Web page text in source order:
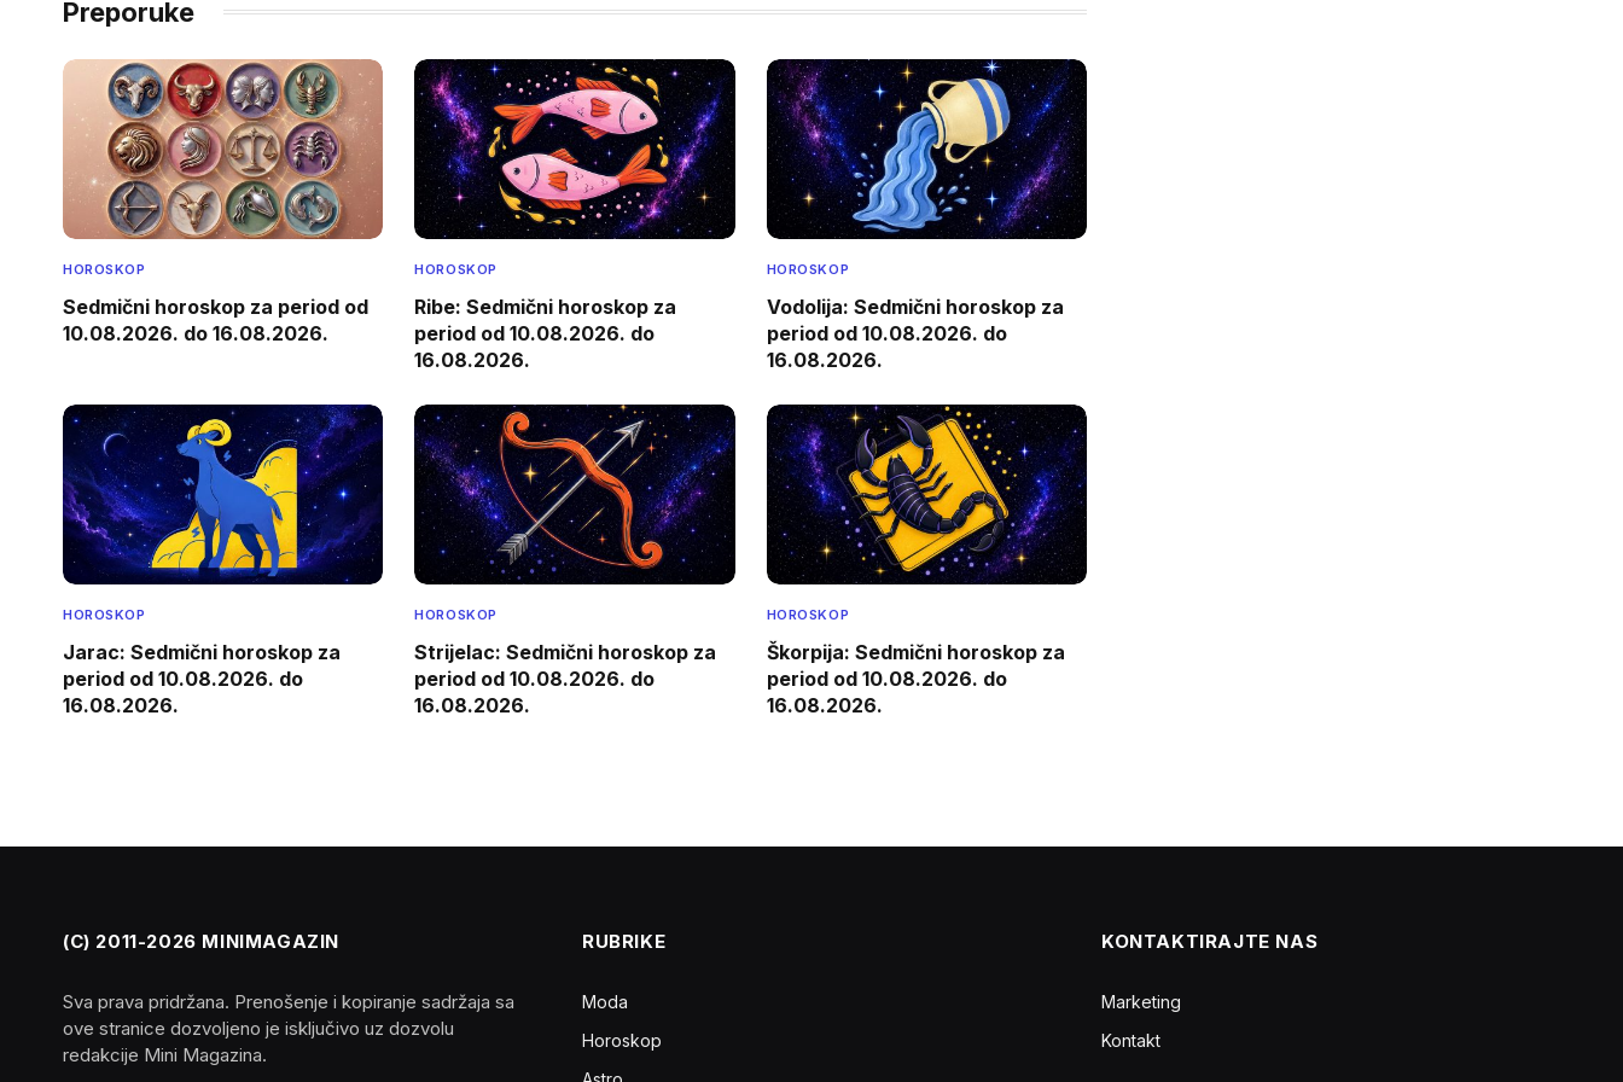
Preporuke
HOROSKOP
Sedmični horoskop za period od
10.08.2026. do 16.08.2026.
HOROSKOP
Ribe: Sedmični horoskop za
period od 10.08.2026. do
16.08.2026.
HOROSKOP
Vodolija: Sedmični horoskop za
period od 10.08.2026. do
16.08.2026.
HOROSKOP
Jarac: Sedmični horoskop za
period od 10.08.2026. do
16.08.2026.
HOROSKOP
Strijelac: Sedmični horoskop za
period od 10.08.2026. do
16.08.2026.
HOROSKOP
Škorpija: Sedmični horoskop za
period od 10.08.2026. do
16.08.2026.
(C) 2011-2026 MINIMAGAZIN
Sva prava pridržana. Prenošenje i kopiranje sadržaja sa
ove stranice dozvoljeno je isključivo uz dozvolu
redakcije Mini Magazina.
RUBRIKE
Moda
Horoskop
KONTAKTIRAJTE NAS
Marketing
Kontakt